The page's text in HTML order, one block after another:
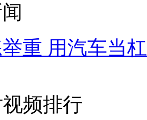
重 用汽车当
频排行